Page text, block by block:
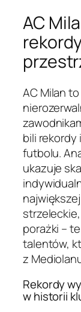
AC
AC Milan
bili rekordy
futbolu.
ukazuje
porażki –
talentów,
z
Rekordy
w historii